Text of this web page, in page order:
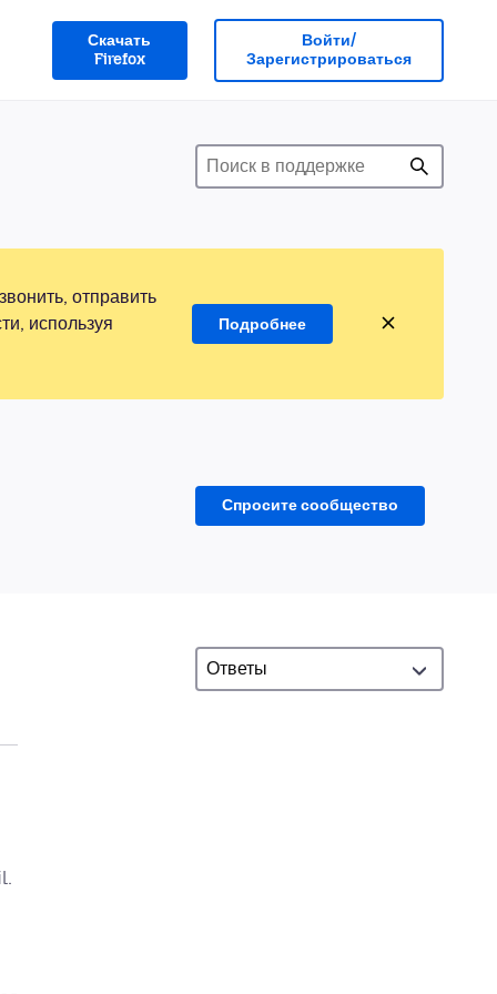
Скачать
Firefox
Войти/
Зарегистрироваться
отправить
используя
Подробнее
Спросите сообщество